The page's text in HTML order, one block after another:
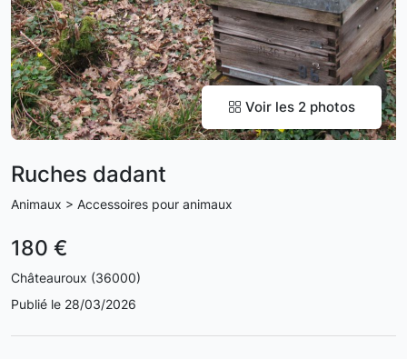
Voir les 2 photos
Ruches dadant
Animaux > Accessoires pour animaux
180 €
Châteauroux (36000)
Publié le 28/03/2026